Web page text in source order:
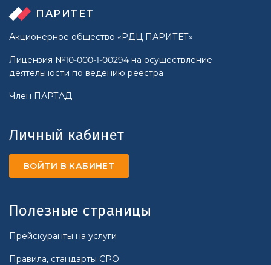
ПАРИТЕТ
Акционерное общество «РДЦ ПАРИТЕТ»
Лицензия №10-000-1-00294 на осуществление
деятельности по ведению реестра
Член ПАРТАД
Личный кабинет
ВОЙТИ В КАБИНЕТ
Полезные страницы
Прейскуранты на услуги
Правила, стандарты СРО